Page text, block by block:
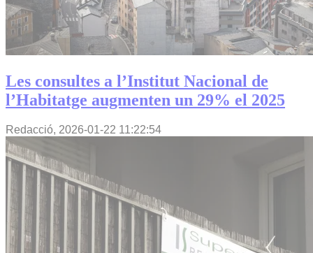
Les consultes a l’Institut Nacional de
l’Habitatge augmenten un 29% el 2025
Redacció, 2026-01-22 11:22:54